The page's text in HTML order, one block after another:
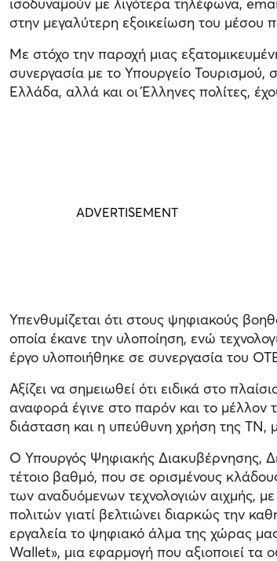
ισοδυναμούν με λιγότερα τηλέφωνα,
στην μεγαλύτερη εξοικείωση του μέσου
Με στόχο την παροχή μιας
συνεργασία με το Υπουργείο Τουρισμού,
Ελλάδα, αλλά και οι Έλληνες πολίτες,
Υπενθυμίζεται ότι στους ψηφιακούς
οποία έκανε την υλοποίηση, ενώ
έργο υλοποιήθηκε σε συνεργασία του
Αξίζει να σημειωθεί ότι ειδικά στο
αναφορά έγινε στο παρόν και το μέλλον
διάσταση και η υπεύθυνη χρήση της ΤΝ,
Ο Υπουργός Ψηφιακής Διακυβέρνησης,
τέτοιο βαθμό, που σε ορισμένους
των αναδυόμενων τεχνολογιών αιχμής,
πολιτών γιατί βελτιώνει διαρκώς την
εργαλεία το ψηφιακό άλμα της χώρας
Wallet», μια εφαρμογή που αξιοποιεί τα